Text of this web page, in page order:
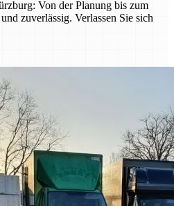
Von der Planung bis zum
zuverlässig. Verlassen Sie sich